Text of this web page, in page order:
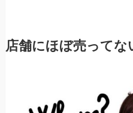
店舗にほぼ売って